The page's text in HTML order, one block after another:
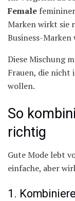
Female
Marken wirkt sie
Business-
Diese Mischung
Frauen, die nicht
wollen.
So
richtig
Gute Mode lebt
einfache, aber
1.